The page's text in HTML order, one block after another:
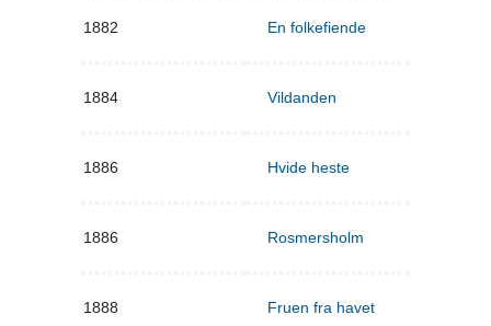
1882 En folkefiende
1884 Vildanden
1886 Hvide heste
1886 Rosmersholm
1888 Fruen fra havet